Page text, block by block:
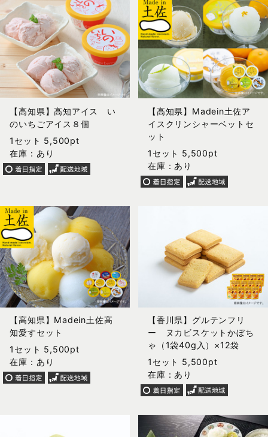
【高知県】高知アイス い
のいちごアイス８個
1セット 5,500pt
在庫：あり
【高知県】Madein土佐ア
イスクリンシャーベットセ
ット
1セット 5,500pt
在庫：あり
【高知県】Madein土佐高
知愛すセット
1セット 5,500pt
在庫：あり
【香川県】グルテンフリ
ー ヌカビスケットかぼち
ゃ（1袋40g入）×12袋
1セット 5,500pt
在庫：あり